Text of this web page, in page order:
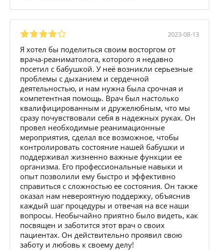
2023-08-13
Я хотел бы поделиться своим восторгом от
врача-реаниматолога, которого я недавно
посетил с бабушкой. У неё возникли серьезные
проблемы с дыханием и сердечной
деятельностью, и нам нужна была срочная и
компетентная помощь. Врач был настолько
квалифицированным и дружелюбным, что мы
сразу почувствовали себя в надежных руках. Он
провел необходимые реанимационные
мероприятия, сделал все возможное, чтобы
контролировать состояние нашей бабушки и
поддерживал жизненно важные функции ее
организма. Его профессиональные навыки и
опыт позволили ему быстро и эффективно
справиться с сложностью ее состояния. Он также
оказал нам невероятную поддержку, объяснив
каждый шаг процедуры и отвечая на все наши
вопросы. Необычайно приятно было видеть, как
посвящен и заботится этот врач о своих
пациентах. Он действительно проявил свою
заботу и любовь к своему делу!